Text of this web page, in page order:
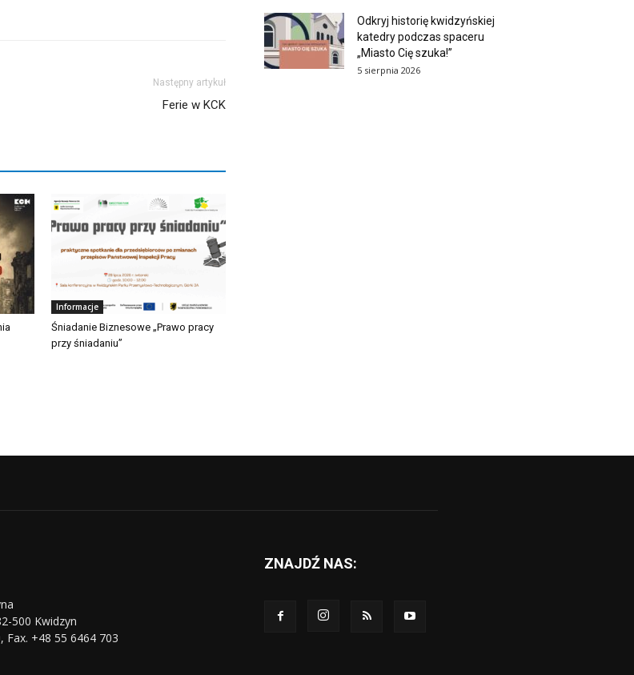
Następny artykuł
Ferie w KCK
Informacje
Śniadanie Biznesowe „Prawo pracy
przy śniadaniu”
Odkryj historię kwidzyńskiej
katedry podczas spaceru
„Miasto Cię szuka!”
5 sierpnia 2026
500 Kwidzyn
Fax. +48 55 6464 703
ZNAJDŹ NAS: